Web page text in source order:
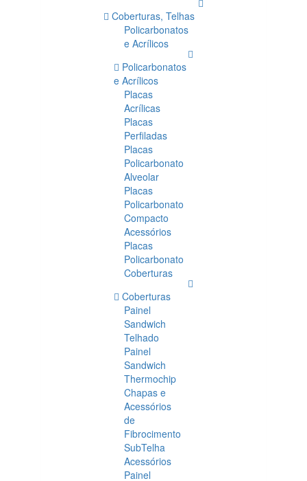
Coberturas, Telhas
Policarbonatos
e Acrílicos
Policarbonatos
e Acrílicos
Placas
Acrílicas
Placas
Perfiladas
Placas
Policarbonato
Alveolar
Placas
Policarbonato
Compacto
Acessórios
Placas
Policarbonato
Coberturas
Coberturas
Painel
Sandwich
Telhado
Painel
Sandwich
Thermochip
Chapas e
Acessórios
de
Fibrocimento
SubTelha
Acessórios
Painel